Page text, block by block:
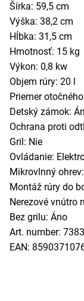
Šírka: 59,5 cm
Výška: 38,2 cm
Hĺbka: 31,5 cm
Hmotnosť: 15 kg
Výkon: 0,8 kw
Objem rúry: 20 l
Priemer
Detský zámok:
Ochrana proti
Gril: Nie
Ovládanie:
Mikrovlnný
Montáž rúry do
Nerezové vnútro
Bez grilu: Áno
Art. number:
EAN: